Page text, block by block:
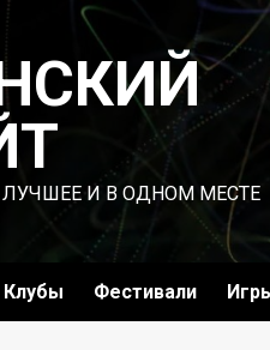
ЛУЧШЕЕ И В ОДНОМ МЕСТЕ
Клубы Фестивали